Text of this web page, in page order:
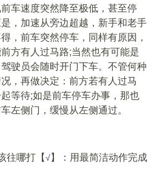
速度突然降至极低，甚至停
，加速从旁边超越，新手和老手
，前车突然停车，同样有原因，
方有人过马路;当然也有可能是
驶员会随时开门下车。不管何种
，再做决定：前方若有人过马
等待;如是前车停车办事，那也
左侧门，缓慢从左侧通过。
往哪打【√】：用最简洁动作完成